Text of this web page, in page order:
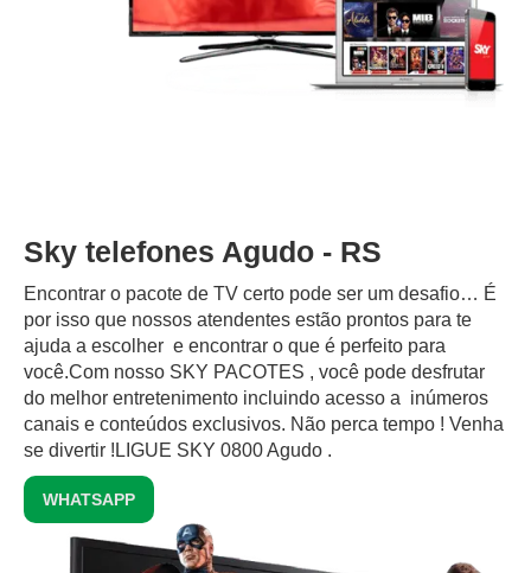
Sky telefones Agudo - RS
Encontrar o pacote de TV certo pode ser um desafio… É
por isso que nossos atendentes estão prontos para te
ajuda a escolher e encontrar o que é perfeito para
você.Com nosso SKY PACOTES , você pode desfrutar
do melhor entretenimento incluindo acesso a inúmeros
canais e conteúdos exclusivos.‍ Não perca tempo ! Venha
se divertir !LIGUE SKY 0800 Agudo .
WHATSAPP